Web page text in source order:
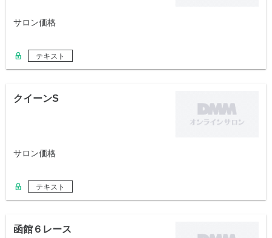
サロン価格
テキスト
クイーンS
サロン価格
テキスト
函館６レース